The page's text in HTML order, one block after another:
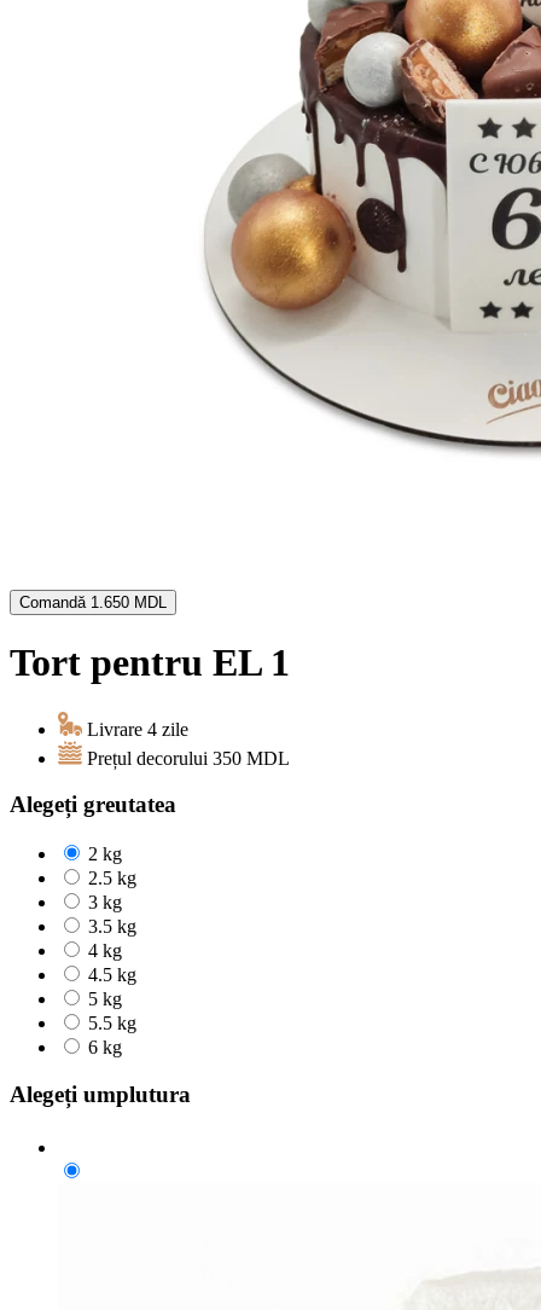
Comandă 1.650 MDL
Tort pentru EL 1
Livrare 4 zile
Prețul decorului 350 MDL
Alegeți greutatea
2 kg
2.5 kg
3 kg
3.5 kg
4 kg
4.5 kg
5 kg
5.5 kg
6 kg
Alegeți umplutura